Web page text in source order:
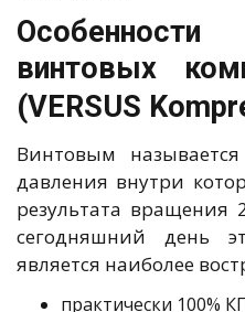
винтовых
(VERSUS
Винтовым
давления внутри
результата вращения
сегодняшний день
является наиболее
практически 100%